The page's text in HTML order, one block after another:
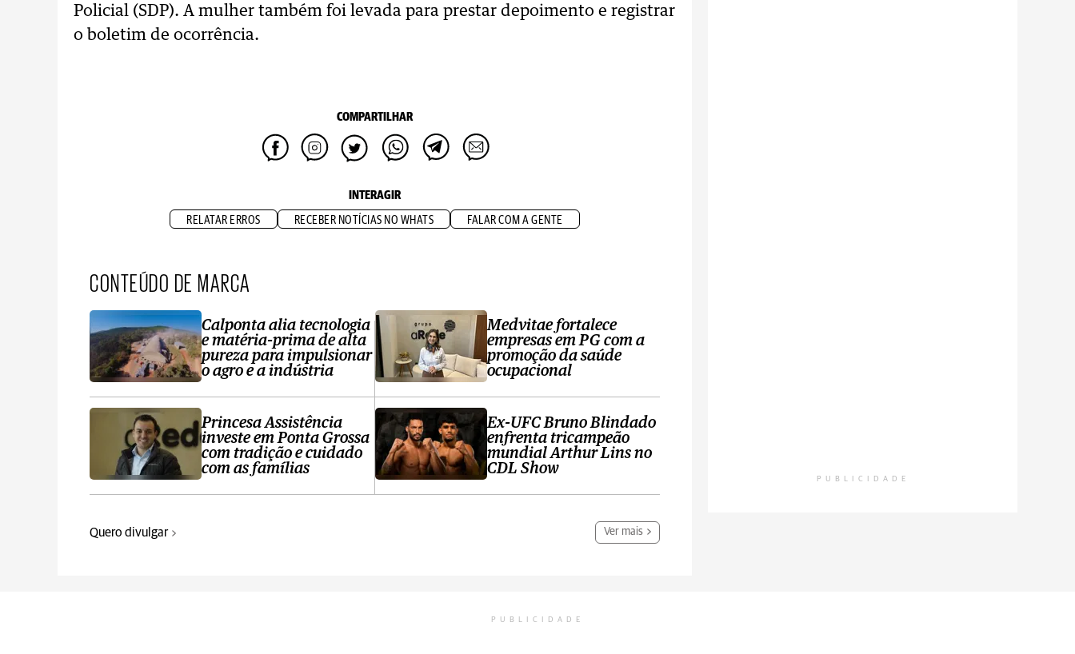
Policial (SDP). A mulher também foi levada para prestar depoimento e registrar
o boletim de ocorrência.
COMPARTILHAR
INTERAGIR
RELATAR ERROS RECEBER NOTÍCIAS NO WHATS FALAR COM A GENTE
CONTEÚDO DE MARCA
Calponta alia tecnologia
e matéria-prima de alta
pureza para impulsionar
o agro e a indústria
Princesa Assistência
investe em Ponta Grossa
com tradição e cuidado
com as famílias
Medvitae fortalece
empresas em PG com a
promoção da saúde
ocupacional
Ex-UFC Bruno Blindado
enfrenta tricampeão
mundial Arthur Lins no
CDL Show
Quero divulgar Ver mais
PUBLICIDADE
PUBLICIDADE